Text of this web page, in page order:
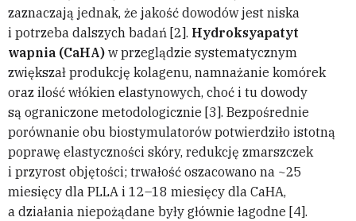
zaznaczają jednak, że jakość dowodów jest niska
i potrzeba dalszych badań [2]. Hydroksyapatyt
wapnia (CaHA) w przeglądzie systematycznym
zwiększał produkcję kolagenu, namnażanie komórek
oraz ilość włókien elastynowych, choć i tu dowody
są ograniczone metodologicznie [3]. Bezpośrednie
porównanie obu biostymulatorów potwierdziło istotną
poprawę elastyczności skóry, redukcję zmarszczek
i przyrost objętości; trwałość oszacowano na ~25
miesięcy dla PLLA i 12–18 miesięcy dla CaHA,
a działania niepożądane były głównie łagodne [4].